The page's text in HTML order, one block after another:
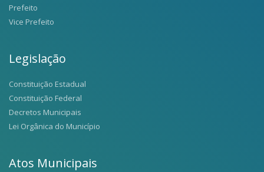
Prefeito
Vice Prefeito
Legislação
Constituição Estadual
Constituição Federal
Decretos Municipais
Lei Orgânica do Município
Atos Municipais